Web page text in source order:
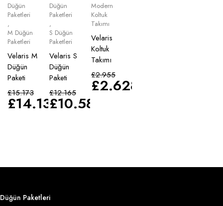
Düğün
Paketleri
,
M Düğün
Paketleri
Velaris M
Düğün
Paketi
£15.173
£14.135
Düğün
Paketleri
,
S Düğün
Paketleri
Velaris S
Düğün
Paketi
£12.165
£10.583
Modern
Koltuk
Takımı
Velaris
Koltuk
Takımı
£2.955
£2.628
Düğün Paketleri